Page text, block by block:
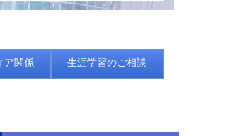
ア関係 生涯学習のご相談